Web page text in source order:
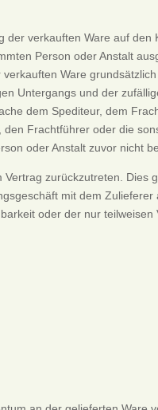
verkauften Ware auf den
Person oder Anstalt
Ware
Untergangs und der
dem Spediteur, dem
Frachtführer oder die
oder Anstalt zuvor nicht
zurückzutreten. Dies
mit dem Zulieferer
oder der nur teilweisen